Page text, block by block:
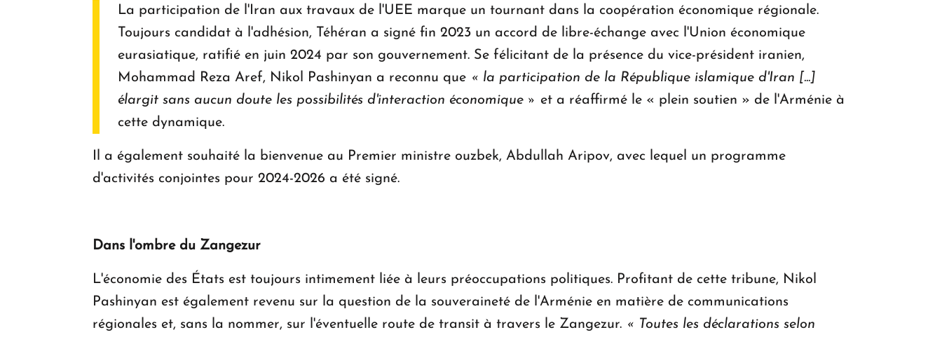
La participation de l'Iran aux travaux de l'UEE marque un tournant dans la coopération économique régionale.
Toujours candidat à l'adhésion, Téhéran a signé fin 2023 un accord de libre-échange avec l'Union économique
eurasiatique, ratifié en juin 2024 par son gouvernement. Se félicitant de la présence du vice-président iranien,
Mohammad Reza Aref, Nikol Pashinyan a reconnu que « la participation de la République islamique d'Iran [...]
élargit sans aucun doute les possibilités d'interaction économique » et a réaffirmé le « plein soutien » de l'Arménie à
cette dynamique.
Il a également souhaité la bienvenue au Premier ministre ouzbek, Abdullah Aripov, avec lequel un programme
d'activités conjointes pour 2024-2026 a été signé.
Dans l'ombre du Zangezur
L'économie des États est toujours intimement liée à leurs préoccupations politiques. Profitant de cette tribune, Nikol
Pashinyan est également revenu sur la question de la souveraineté de l'Arménie en matière de communications
régionales et, sans la nommer, sur l'éventuelle route de transit à travers le Zangezur. « Toutes les déclarations selon